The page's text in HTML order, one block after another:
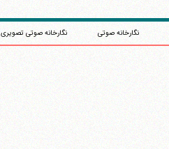
نگارخانه صوتی نگارخانه صوتی تصویری